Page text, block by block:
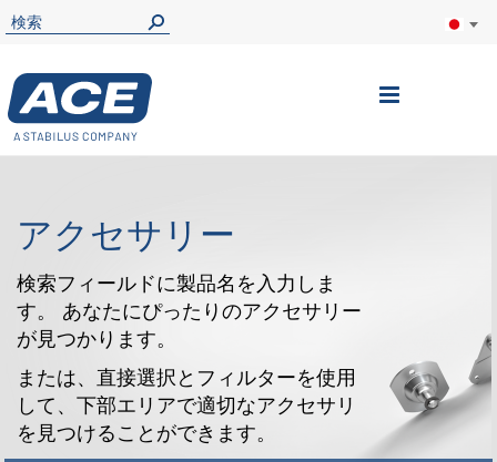
ナ
アクセサリー
検索フィールドに製品名を入力しま
す。 あなたにぴったりのアクセサリー
が見つかります。
または、直接選択とフィルターを使用
して、下部エリアで適切なアクセサリ
を見つけることができます。